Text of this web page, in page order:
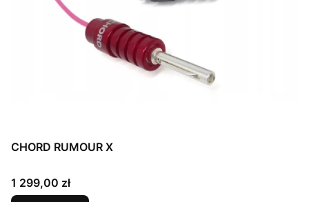
CHORD RUMOUR X
Cena
1 299,00 zł